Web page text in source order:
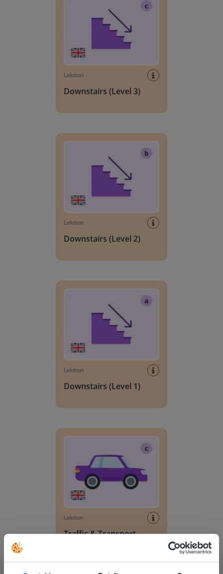
Lektion
Downstairs (Level 3)
Lektion
Downstairs (Level 2)
Lektion
Downstairs (Level 1)
Lektion
Traffic & Transport
Traffic & Transport (Level 2)